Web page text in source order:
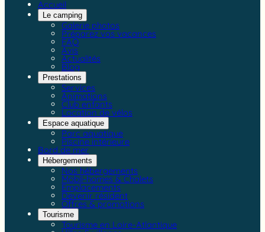
Accueil
Le camping
Galerie photos
Préparez vos vacances
FAQ
Avis
Actualités
Blog
Prestations
Services
Animations
Club enfants
Location de vélos
Espace aquatique
Parc aquatique
Piscine intérieure
Bord de mer
Hébergements
Nos hébergements
Mobil-homes & Chalets
Emplacements
Devenir résident
Offres & promotions
Tourisme
Tourisme en Loire-Atlantique